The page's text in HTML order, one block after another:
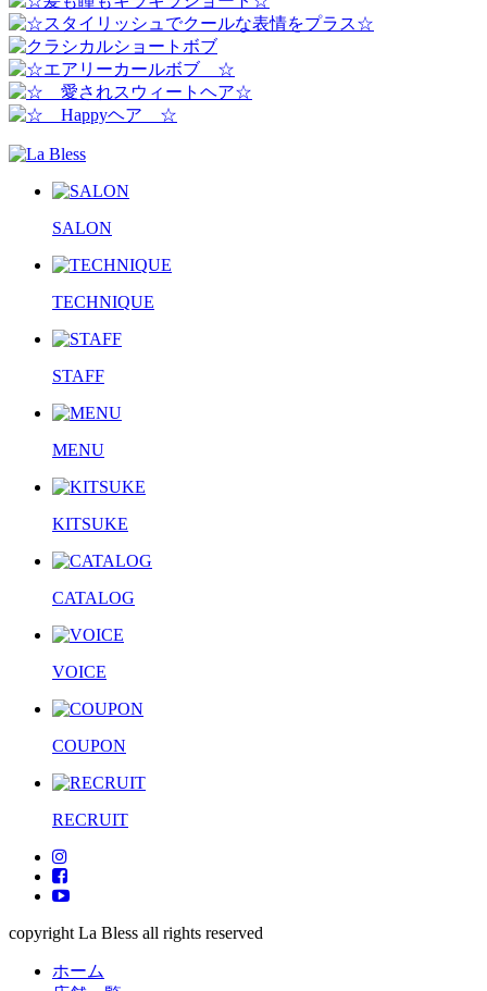
SALON
TECHNIQUE
STAFF
MENU
KITSUKE
CATALOG
VOICE
COUPON
RECRUIT
copyright La Bless all rights reserved
ホーム